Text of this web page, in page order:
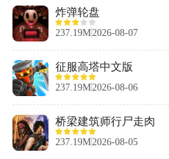
炸弹轮盘
237.19M 2026-08-07
征服高塔中文版
237.19M 2026-08-06
桥梁建筑师行尸走肉
237.19M 2026-08-05